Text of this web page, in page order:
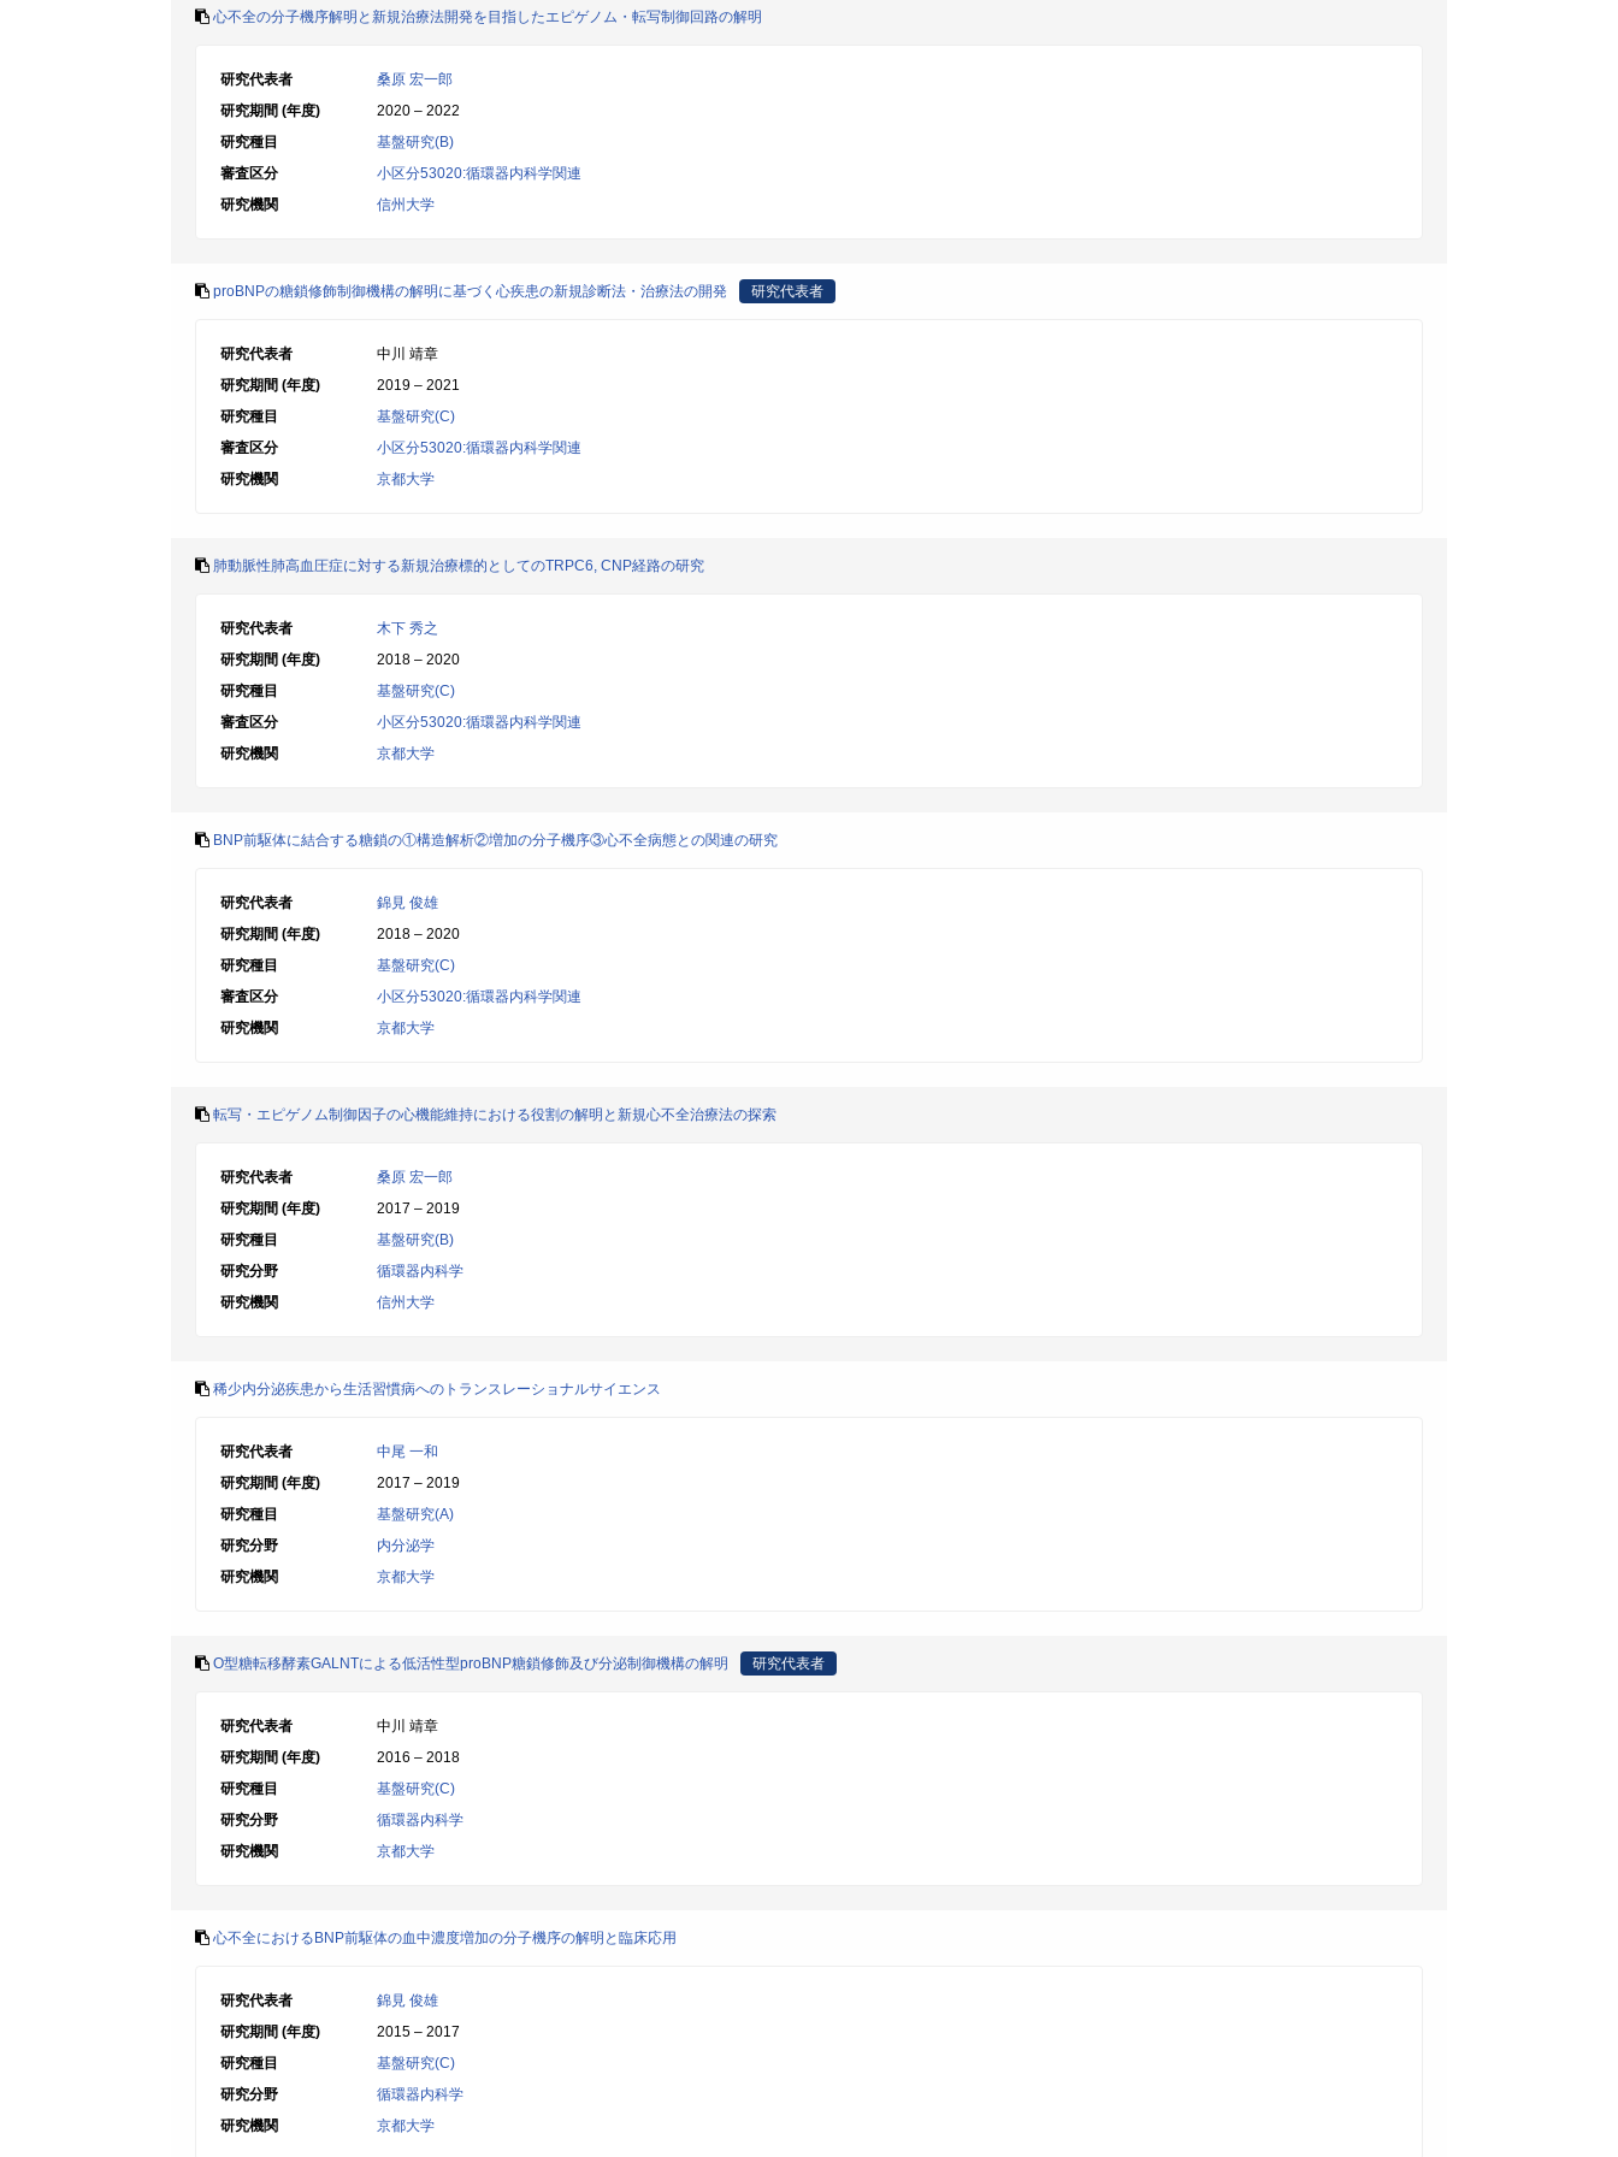
心不全の分子機序解明と新規治療法開発を目指したエピゲノム・転写制御回路の解明
研究代表者
桑原 宏一郎
研究期間 (年度)
2020 – 2022
研究種目
基盤研究(B)
審査区分
小区分53020:循環器内科学関連
研究機関
信州大学
proBNPの糖鎖修飾制御機構の解明に基づく心疾患の新規診断法・治療法の開発 研究代表者
研究代表者
中川 靖章
研究期間 (年度)
2019 – 2021
研究種目
基盤研究(C)
審査区分
小区分53020:循環器内科学関連
研究機関
京都大学
肺動脈性肺高血圧症に対する新規治療標的としてのTRPC6, CNP経路の研究
研究代表者
木下 秀之
研究期間 (年度)
2018 – 2020
研究種目
基盤研究(C)
審査区分
小区分53020:循環器内科学関連
研究機関
京都大学
BNP前駆体に結合する糖鎖の①構造解析②増加の分子機序③心不全病態との関連の研究
研究代表者
錦見 俊雄
研究期間 (年度)
2018 – 2020
研究種目
基盤研究(C)
審査区分
小区分53020:循環器内科学関連
研究機関
京都大学
転写・エピゲノム制御因子の心機能維持における役割の解明と新規心不全治療法の探索
研究代表者
桑原 宏一郎
研究期間 (年度)
2017 – 2019
研究種目
基盤研究(B)
研究分野
循環器内科学
研究機関
信州大学
稀少内分泌疾患から生活習慣病へのトランスレーショナルサイエンス
研究代表者
中尾 一和
研究期間 (年度)
2017 – 2019
研究種目
基盤研究(A)
研究分野
内分泌学
研究機関
京都大学
O型糖転移酵素GALNTによる低活性型proBNP糖鎖修飾及び分泌制御機構の解明 研究代表者
研究代表者
中川 靖章
研究期間 (年度)
2016 – 2018
研究種目
基盤研究(C)
研究分野
循環器内科学
研究機関
京都大学
心不全におけるBNP前駆体の血中濃度増加の分子機序の解明と臨床応用
研究代表者
錦見 俊雄
研究期間 (年度)
2015 – 2017
研究種目
基盤研究(C)
研究分野
循環器内科学
研究機関
京都大学